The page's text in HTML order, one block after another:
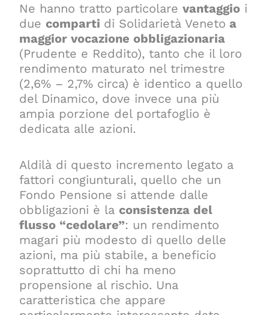
Ne hanno tratto particolarevantaggio i
duecomparti di Solidarietà Veneto a
maggior vocazione obbligazionaria
(Prudente e Reddito), tanto che il loro
rendimento maturato nel trimestre
(2,6% – 2,7% circa) è identico a quello
del Dinamico, dove invece una più
ampia porzione del portafoglio è
dedicata alle azioni.
Aldilà di questo incremento legato a
fattori congiunturali, quello che un
Fondo Pensione si attende dalle
obbligazioni è laconsistenza del
flusso “cedolare”: un rendimento
magari più modesto di quello delle
azioni, ma più stabile, a beneficio
soprattutto di chi ha meno
propensione al rischio. Una
caratteristica che appare